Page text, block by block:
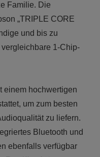
Familie. Die
„TRIPLE CORE
und bis zu
1-Chip-
einem hochwertigen
um zum besten
zu liefern.
Bluetooth und
ebenfalls verfügbar